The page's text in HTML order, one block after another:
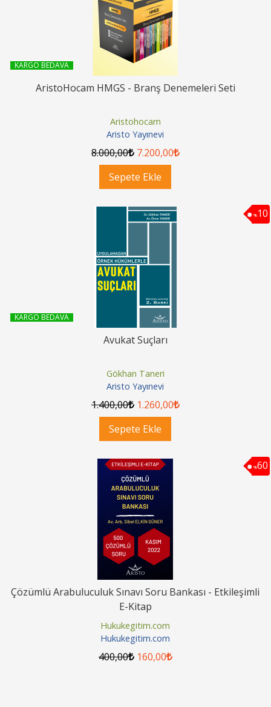
KARGO BEDAVA
AristoHocam HMGS - Branş Denemeleri Seti
Aristohocam
Aristo Yayınevi
8.000,00 7.200,00
Sepete Ekle
%10
KARGO BEDAVA
Avukat Suçları
Gökhan Taneri
Aristo Yayınevi
1.400,00 1.260,00
Sepete Ekle
%60
Çözümlü Arabuluculuk Sınavı Soru Bankası - Etkileşimli
E-Kitap
Hukukegitim.com
Hukukegitim.com
400,00 160,00